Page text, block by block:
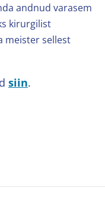
andnud varasem
kirurgilist
meister sellest
siin.